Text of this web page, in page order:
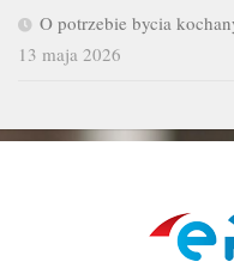
O potrzebie bycia
13 maja 2026